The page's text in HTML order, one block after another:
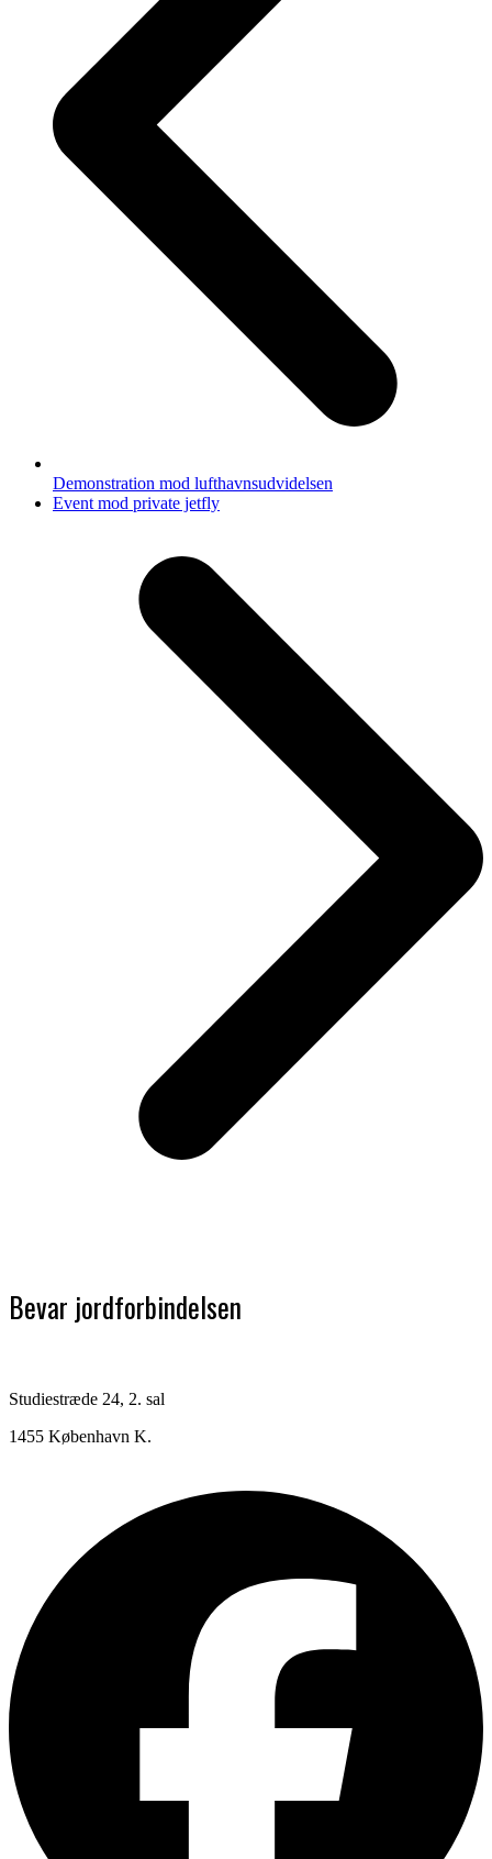
Demonstration mod lufthavnsudvidelsen
next
Event mod private jetfly
Bevar jordforbindelsen
Studiestræde 24, 2. sal
1455 København K.